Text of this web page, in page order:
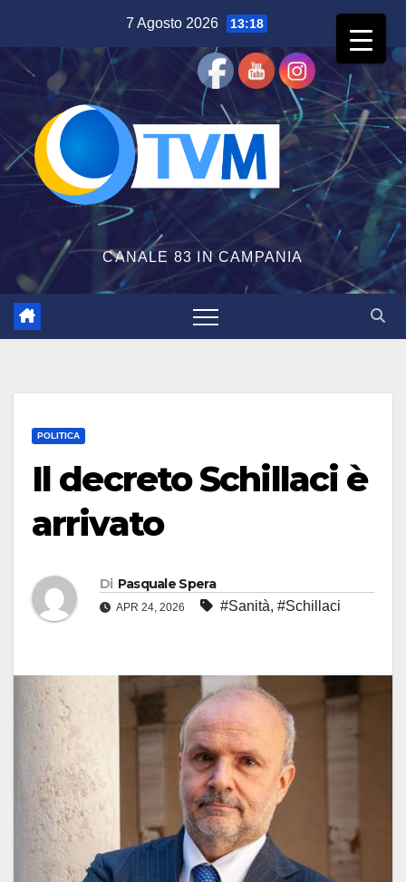
contenuto
7 Agosto 2026 13:18
CANALE 83 IN CAMPANIA
POLITICA
Il decreto Schillaci è
arrivato
Di Pasquale Spera
APR 24, 2026 #Sanità, #Schillaci